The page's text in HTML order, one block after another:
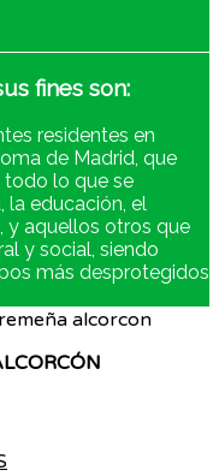
fines son:
residentes en
de Madrid, que
todo lo que se
la educación, el
y aquellos otros que
y social, siendo
más desprotegidos